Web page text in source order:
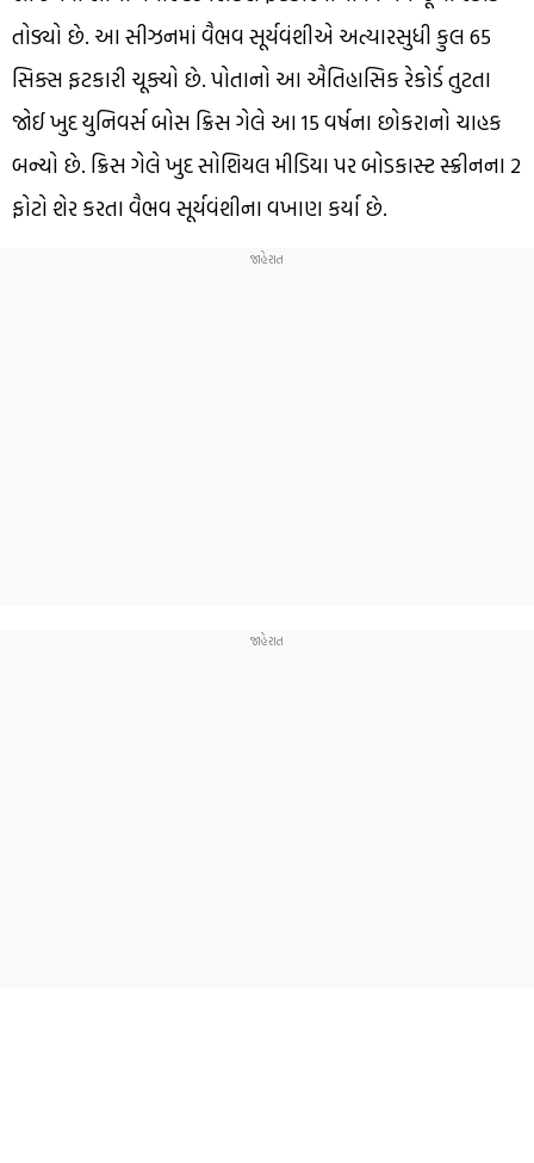
તોડ્યો છે. આ સીઝનમાં વૈભવ સૂર્યવંશીએ અત્યારસુધી કુલ 65
સિક્સ ફટકારી ચૂક્યો છે. પોતાનો આ ઐતિહાસિક રેકોર્ડ તુટતા
જોઈ ખુદ યુનિવર્સ બોસ ક્રિસ ગેલે આ 15 વર્ષના છોકરાનો ચાહક
બન્યો છે. ક્રિસ ગેલે ખુદ સોશિયલ મીડિયા પર બોડકાસ્ટ સ્ક્રીનના 2
ફોટો શેર કરતા વૈભવ સૂર્યવંશીના વખાણ કર્યા છે.